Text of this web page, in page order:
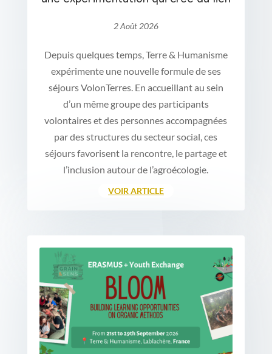
2 Août 2026
Depuis quelques temps, Terre & Humanisme
expérimente une nouvelle formule de ses
séjours VolonTerres. En accueillant au sein
d’un même groupe des participants
volontaires et des personnes accompagnées
par des structures du secteur social, ces
séjours favorisent la rencontre, le partage et
l’inclusion autour de l’agroécologie.
VOIR ARTICLE